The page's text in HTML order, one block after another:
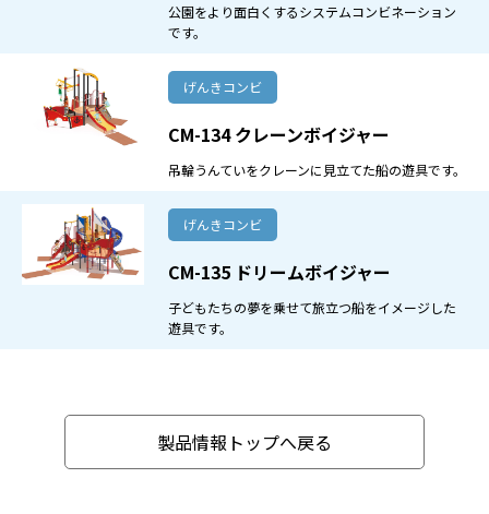
公園をより面白くするシステムコンビネーション
です。
げんきコンビ
CM-134 クレーンボイジャー
吊輪うんていをクレーンに見立てた船の遊具です。
げんきコンビ
CM-135 ドリームボイジャー
子どもたちの夢を乗せて旅立つ船をイメージした
遊具です。
製品情報トップへ戻る